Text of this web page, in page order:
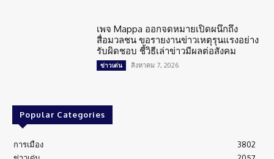
เพจ Mappa ออกจดหมายเปิดผนึกถึง
สื่อมวลชน ขอรายงานข่าวเหตุรุนแรงอย่าง
รับผิดชอบ ชี้วิธีเล่าข่าวมีผลต่อสังคม
ข่าวเด่น สิงหาคม 7, 2026
Popular Categories
การเมือง
3802